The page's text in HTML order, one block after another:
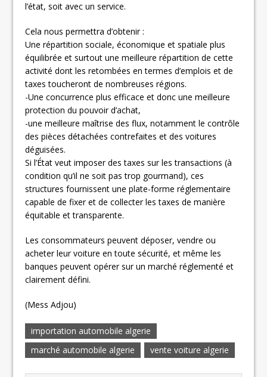
l’état, soit avec un service.
Cela nous permettra d’obtenir :
Une répartition sociale, économique et spatiale plus
équilibrée et surtout une meilleure répartition de cette
activité dont les retombées en termes d’emplois et de
taxes toucheront de nombreuses régions.
-Une concurrence plus efficace et donc une meilleure
protection du pouvoir d’achat,
-une meilleure maîtrise des flux, notamment le contrôle
des pièces détachées contrefaites et des voitures
déguisées.
Si l’État veut imposer des taxes sur les transactions (à
condition qu’il ne soit pas trop gourmand), ces
structures fournissent une plate-forme réglementaire
capable de fixer et de collecter les taxes de manière
équitable et transparente.
Les consommateurs peuvent déposer, vendre ou
acheter leur voiture en toute sécurité, et même les
banques peuvent opérer sur un marché réglementé et
clairement défini.
(Mess Adjou)
importation automobile algerie
marché automobile algerie
vente voiture algerie